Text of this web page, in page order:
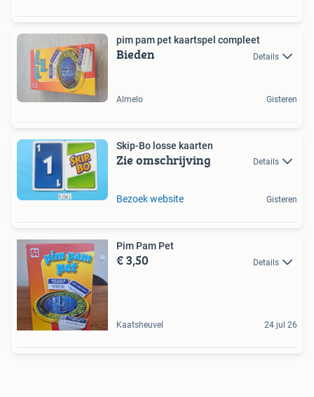
pim pam pet kaartspel compleet
Bieden Details
Almelo Gisteren
Skip-Bo losse kaarten
Zie omschrijving Details
Bezoek website Gisteren
Pim Pam Pet
€ 3,50 Details
Kaatsheuvel 24 jul 26